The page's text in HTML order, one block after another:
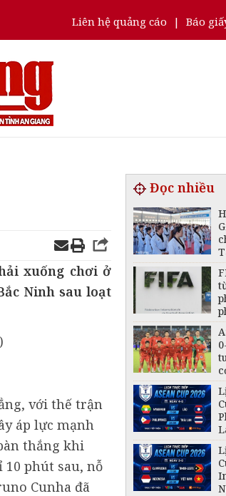
Liên hệ quảng cáo | Báo
xuống chơi ở
Ninh sau loạt
với thế trận
áp lực mạnh
thắng khi
10 phút sau, nỗ
Cunha đã
Đọc nhiều